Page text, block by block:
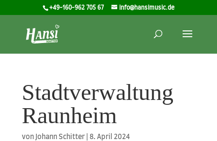
+49-160-962 705 67 info@hansimusic.de
Stadtverwaltung
Raunheim
von Johann Schitter| 8. April 2024